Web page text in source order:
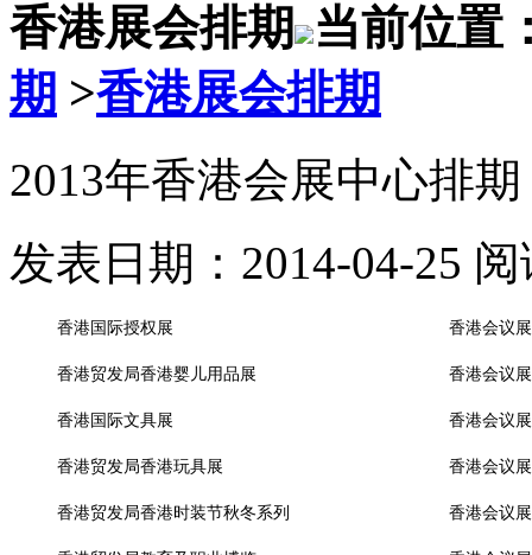
香港展会排期 当前位置
期 >香港展会排期
2013年香港会展中心排期
发表日期：2014-04-25
香港国际授权展 香港会议
香港贸发局香港婴儿用品展 香港会议
香港国际文具展 香港会议
香港贸发局香港玩具展 香港会议
香港贸发局香港时装节秋冬系列 香港会议